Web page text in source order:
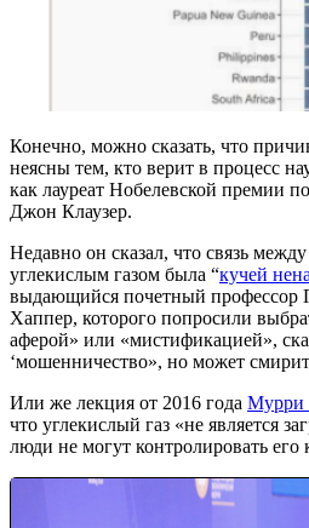
Конечно, можно сказать, что
неясны тем, кто верит в процесс
как лауреат Нобелевской премии
Джон Клаузер.
Недавно он сказал, что связь
углекислым газом была “кучей
выдающийся почетный профессор
Хаппер, которого попросили
аферой» или «мистификацией»,
‘мошенничество», но может
Или же лекция от 2016 года Мурри
что углекислый газ «не является
люди не могут контролировать его